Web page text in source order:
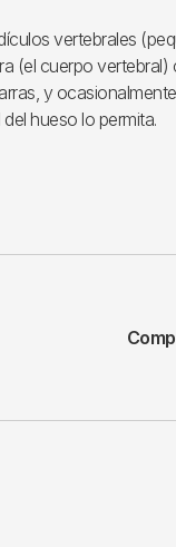
vertebrales
(el cuerpo vertebral)
y
hueso lo permita.